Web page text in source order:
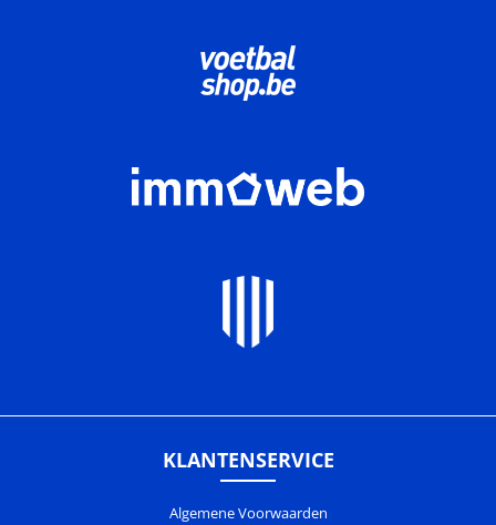
KLANTENSERVICE
Algemene Voorwaarden